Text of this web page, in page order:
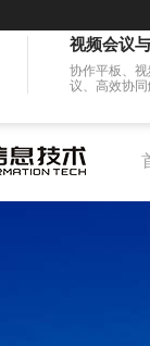
视频会议
协作平板、
议、高效协